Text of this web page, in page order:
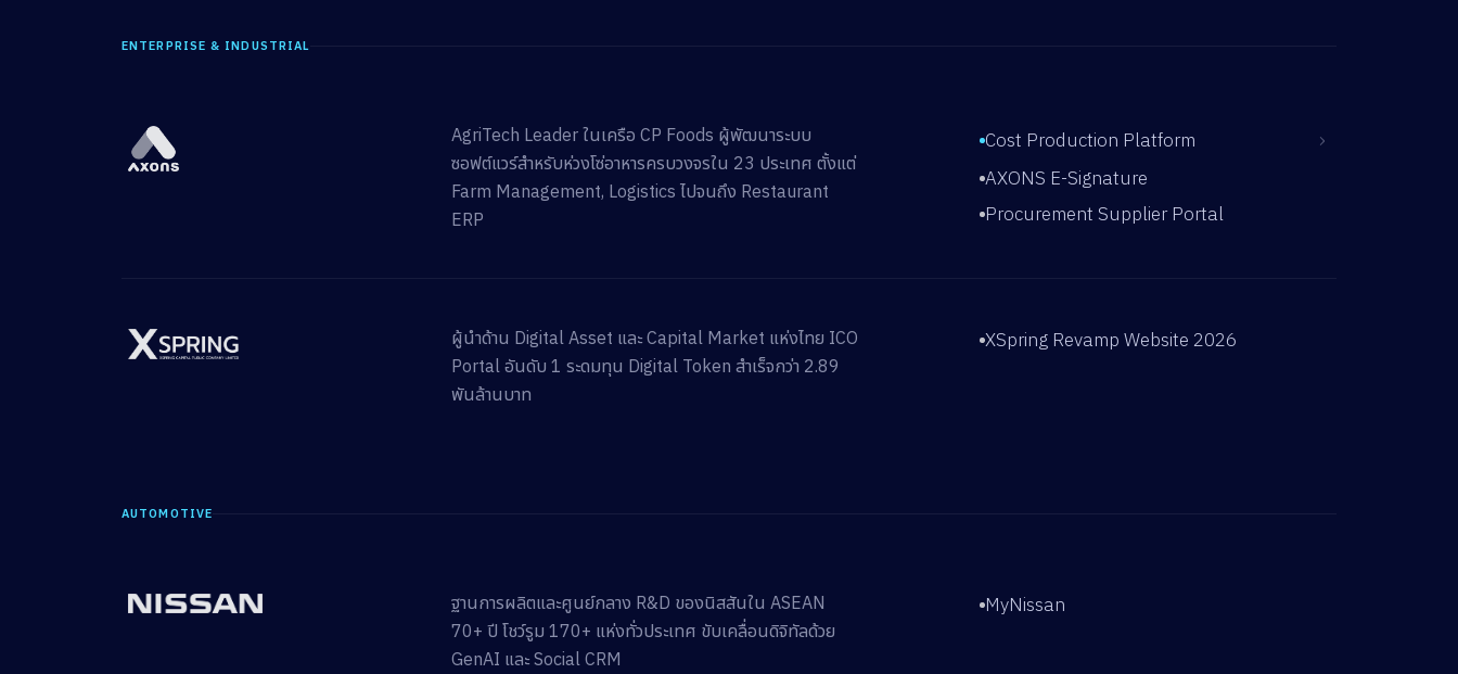
ENTERPRISE & INDUSTRIAL
AgriTech Leader ในเครือ CP Foods ผู้พัฒนาระบบ
ซอฟต์แวร์สำหรับห่วงโซ่อาหารครบวงจรใน 23 ประเทศ ตั้งแต่
Farm Management, Logistics ไปจนถึง Restaurant
ERP
Cost Production Platform ›
AXONS E-Signature
Procurement Supplier Portal
ผู้นำด้าน Digital Asset และ Capital Market แห่งไทย ICO
Portal อันดับ 1 ระดมทุน Digital Token สำเร็จกว่า 2.89
พันล้านบาท
XSpring Revamp Website 2026
AUTOMOTIVE
ฐานการผลิตและศูนย์กลาง R&D ของนิสสันใน ASEAN
70+ ปี โชว์รูม 170+ แห่งทั่วประเทศ ขับเคลื่อนดิจิทัลด้วย
GenAI และ Social CRM
MyNissan